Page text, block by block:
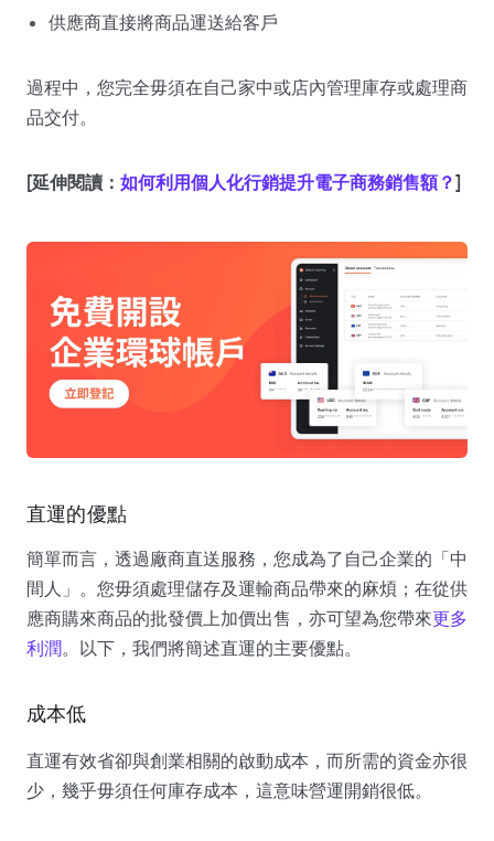
供應商直接將商品運送給客戶
過程中，您完全毋須在自己家中或店內管理庫存或處理商
品交付。
[延伸閱讀： 如何利用個人化行銷提升電子商務銷售額？]
直運的優點
簡單而言，透過廠商直送服務，您成為了自己企業的「中
間人」。您毋須處理儲存及運輸商品帶來的麻煩；在從供
應商購來商品的批發價上加價出售，亦可望為您帶來更多
利潤。以下，我們將簡述直運的主要優點。
成本低
直運有效省卻與創業相關的啟動成本，而所需的資金亦很
少，幾乎毋須任何庫存成本，這意味營運開銷很低。